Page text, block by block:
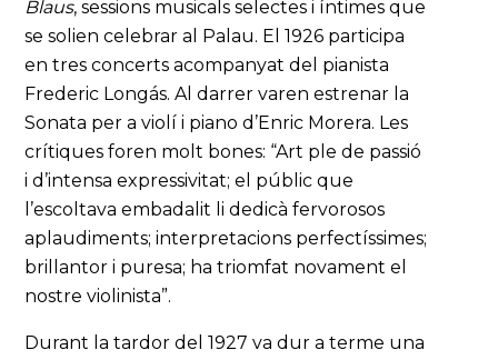
Blaus, sessions musicals selectes i íntimes que
se solien celebrar al Palau. El 1926 participa
en tres concerts acompanyat del pianista
Frederic Longás. Al darrer varen estrenar la
Sonata per a violí i piano d’Enric Morera. Les
crítiques foren molt bones: “Art ple de passió
i d’intensa expressivitat; el públic que
l’escoltava embadalit li dedicà fervorosos
aplaudiments; interpretacions perfectíssimes;
brillantor i puresa; ha triomfat novament el
nostre violinista”.
Durant la tardor del 1927 va dur a terme una